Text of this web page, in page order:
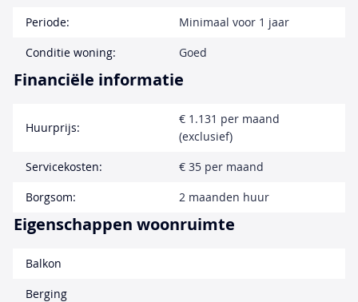
Periode:
Minimaal voor 1 jaar
Conditie woning:
Goed
Financiële informatie
Huurprijs:
€ 1.131 per maand
(exclusief)
Servicekosten:
€ 35 per maand
Borgsom:
2 maanden huur
Eigenschappen woonruimte
Balkon
Berging